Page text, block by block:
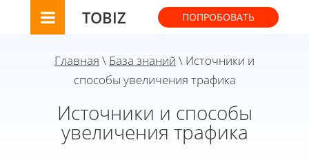
TOBIZ ПОПРОБОВАТЬ
Главная \ База знаний \ Источники и
способы увеличения трафика
Источники и способы
увеличения трафика